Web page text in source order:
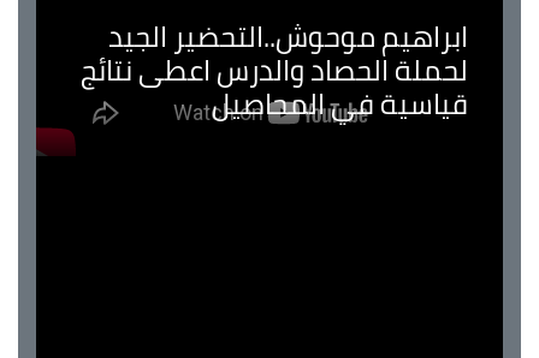
ابراهيم موحوش..التحضير الجيد
لحملة الحصاد والدرس اعطى نتائج
قياسية في المحاصيل